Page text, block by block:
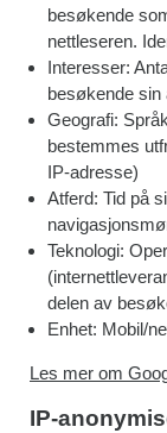
besøkende
nettleseren.
Interesser:
besøkende sin
Geografi:
bestemmes
IP-adresse)
Atferd: Tid på
Teknologi:
delen av
Enhet: Mobil/
Les mer om
IP-